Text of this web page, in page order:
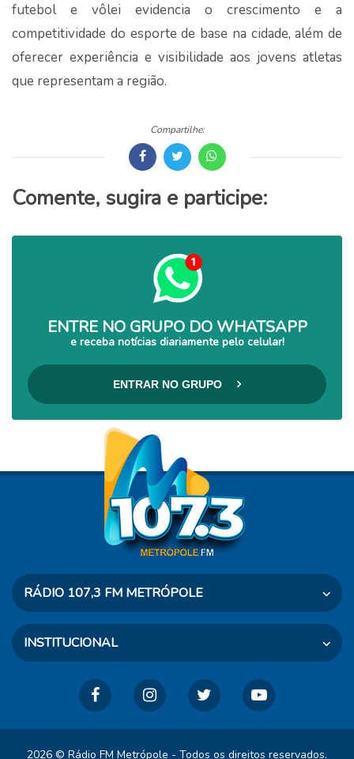
futebol e vôlei evidencia o crescimento e a
competitividade do esporte de base na cidade, além de
oferecer experiência e visibilidade aos jovens atletas
que representam a região.
Compartilhe:
Comente, sugira e participe:
ENTRE NO GRUPO DO WHATSAPP
e receba notícias diariamente pelo celular!
ENTRAR NO GRUPO
RÁDIO 107,3 FM METRÓPOLE
Rua Dr. Taves, 460 - Osvaldo Cruz - SP
Telefone: (18) 3528-2500
WhatsApp: (18) 3528-2500
INSTITUCIONAL
Galeria de Fotos
Vídeos
Agenda
No ar ao Vivo
Fale Conosco
2026 © Rádio FM Metrópole - Todos os direitos reservados.